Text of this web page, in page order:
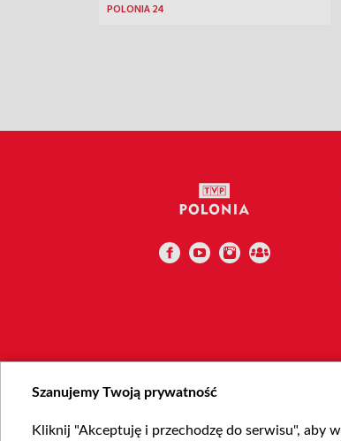
POLONIA 24
Szanujemy Twoją prywatność
Kliknij "Akceptuję i przechodzę do serwisu", aby